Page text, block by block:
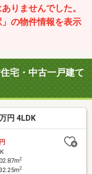
りませんでした。
の物件情報を表示
宅・中古一戸建て
円 4LDK
2
2